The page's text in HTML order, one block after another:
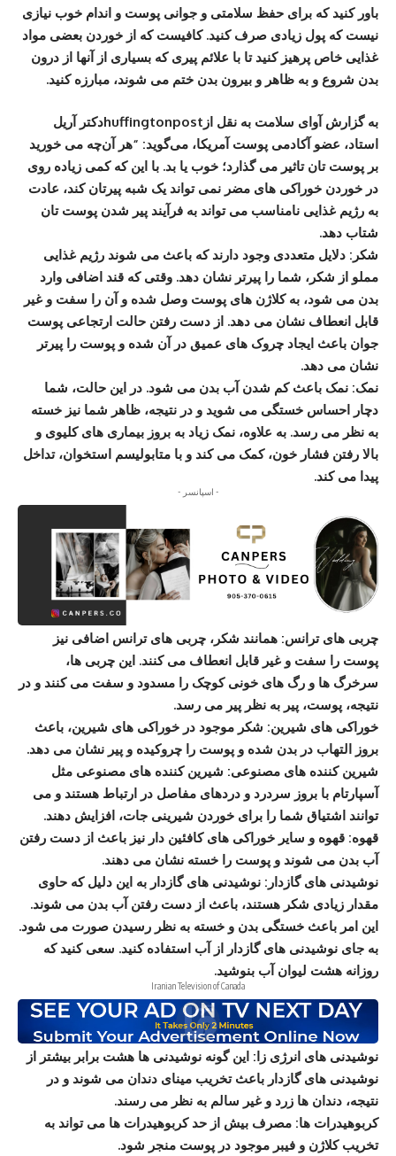
باور کنید که برای حفظ سلامتی و جوانی پوست و اندام خوب نیازی
نیست که پول زیادی صرف کنید. کافیست که از خوردن بعضی مواد
غذایی خاص پرھیز کنید تا با علائم پیری که بسیاری از آنھا از درون
بدن شروع و به ظاھر و بیرون بدن ختم می شوند، مبارزه کنید.
به گزارش آوای سلامت به نقل ازhuffingtonpostدکتر آریل
استاد، عضو آکادمی پوست آمریکا، می‌گوید: “هر آن‌چه می ‌خورید
بر پوست ‌تان تاثیر می ‌گذارد؛ خوب یا بد.‌ با این‌ که کمی زیاده‌ روی
در خوردن خوراکی‌ های مضر نمی ‌تواند یک شبه پیرتان کند، عادت
به رژیم غذایی نامناسب می ‌تواند به فرآیند پیر شدن پوست ‌تان
شتاب دهد.
شکر: دلایل متعددی وجود دارند که باعث می شوند رژیم غذایی
مملو از شکر، شما را پیرتر نشان دھد. وقتی که قند اضافی وارد
بدن می شود، به کلاژن ھای پوست وصل شده و آن را سفت و غیر
قابل انعطاف نشان می دھد. از دست رفتن حالت ارتجاعی پوست
جوان باعث ایجاد چروک ھای عمیق در آن شده و پوست را پیرتر
نشان می دھد.
نمک: نمک باعث کم شدن آب بدن می شود. در این حالت، شما
دچار احساس خستگی می شوید و در نتیجه، ظاھر شما نیز خسته
به نظر می رسد. به علاوه، نمک زیاد به بروز بیماری ھای کلیوی و
بالا رفتن فشار خون، کمک می کند و با متابولیسم استخوان، تداخل
پیدا می کند.
- اسپانسر -
چربی ھای ترانس: ھمانند شکر، چربی ھای ترانس اضافی نیز
پوست را سفت و غیر قابل انعطاف می کنند. این چربی ھا،
سرخرگ ھا و رگ ھای خونی کوچک را مسدود و سفت می کنند و در
نتیجه، پوست، پیر به نظر پیر می رسد.
خوراکی ھای شیرین: شکر موجود در خوراکی ھای شیرین، باعث
بروز التھاب در بدن شده و پوست را چروکیده و پیر نشان می دھد.
شیرین کننده ھای مصنوعی: شیرین کننده ھای مصنوعی مثل
آسپارتام با بروز سردرد و دردھای مفاصل در ارتباط ھستند و می
توانند اشتیاق شما را برای خوردن شیرینی جات، افزایش دھند.
قھوه: قھوه و سایر خوراکی ھای کافئین دار نیز باعث از دست رفتن
آب بدن می شوند و پوست را خسته نشان می دھند.
نوشیدنی ھای گازدار: نوشیدنی ھای گازدار به این دلیل که حاوی
مقدار زیادی شکر ھستند، باعث از دست رفتن آب بدن می شوند.
این امر باعث خستگی بدن و خسته به نظر رسیدن صورت می شود.
به جای نوشیدنی ھای گازدار از آب استفاده کنید. سعی کنید که
روزانه ھشت لیوان آب بنوشید.
Iranian Television of Canada
نوشیدنی ھای انرژی زا: این گونه نوشیدنی ھا ھشت برابر بیشتر از
نوشیدنی ھای گازدار باعث تخریب مینای دندان می شوند و در
نتیجه، دندان ھا زرد و غیر سالم به نظر می رسند.
کربوھیدرات ھا: مصرف بیش از حد کربوھیدرات ھا می تواند به
تخریب کلاژن و فیبر موجود در پوست منجر شود.